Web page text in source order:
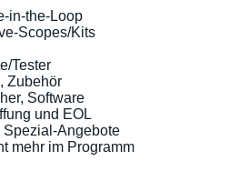
in-the-Loop
Scopes/Kits
Tester
Zubehör
Software
und EOL
Spezial-Angebote
mehr im Programm